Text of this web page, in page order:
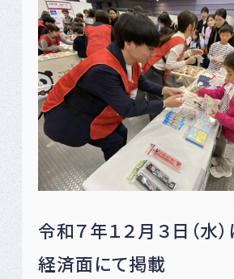
令和７年１２月３日（水
経済面にて掲載